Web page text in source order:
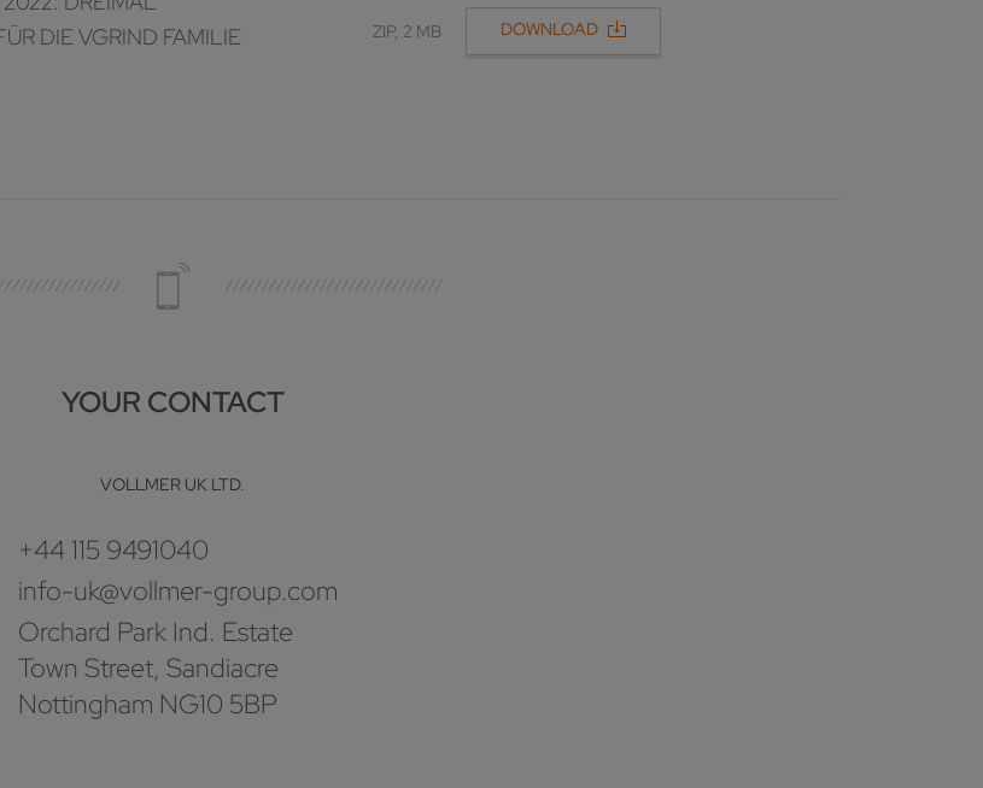
DIE VGRIND FAMILIE
DOWNLOAD
ZIP, 2 MB
YOUR CONTACT
VOLLMER UK LTD.
+44 115 9491040
info-uk@vollmer-group.com
Orchard Park Ind. Estate
Town Street, Sandiacre
Nottingham NG10 5BP